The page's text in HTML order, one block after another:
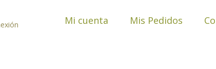
Mi cuenta Mis Pedidos